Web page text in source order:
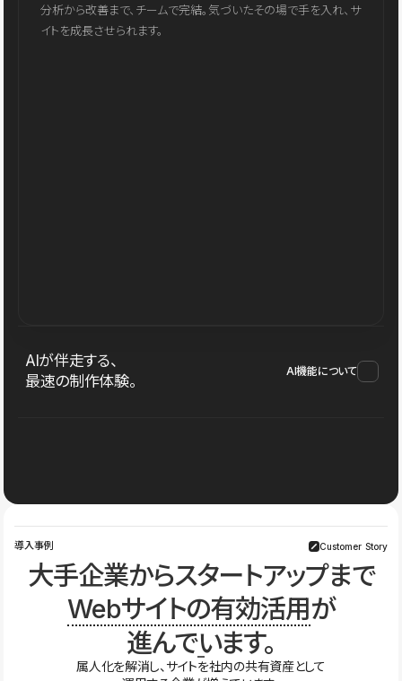
分析から改善まで、チームで完結。気づいたその場で手を入れ、サ
イトを成長させられます。
AIが伴走する、
最速の制作体験。
AI機能について
導入事例 Customer Story
大手企業からスタートアップまで
Webサイトの有効活用が
進んでいます。
属人化を解消し、サイトを社内の共有資産として